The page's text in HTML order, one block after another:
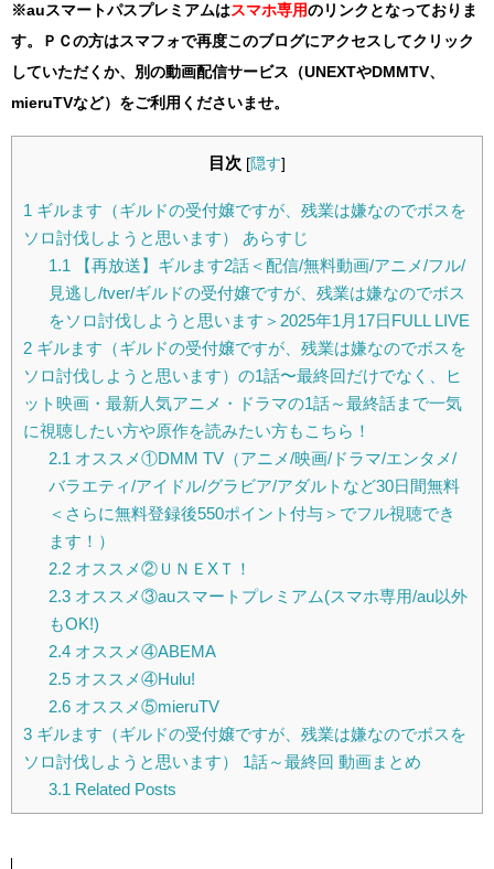
※auスマートパスプレミアムはスマホ専用のリンクとなっておりま
す。ＰＣの方はスマフォで再度このブログにアクセスしてクリック
していただくか、別の動画配信サービス（UNEXTやDMMTV、
mieruTVなど）をご利用くださいませ。
目次 [隠す]
1 ギルます（ギルドの受付嬢ですが、残業は嫌なのでボスを
ソロ討伐しようと思います） あらすじ
1.1 【再放送】ギルます2話＜配信/無料動画/アニメ/フル/
見逃し/tver/ギルドの受付嬢ですが、残業は嫌なのでボス
をソロ討伐しようと思います＞2025年1月17日FULL LIVE
2 ギルます（ギルドの受付嬢ですが、残業は嫌なのでボスを
ソロ討伐しようと思います）の1話〜最終回だけでなく、ヒ
ット映画・最新人気アニメ・ドラマの1話～最終話まで一気
に視聴したい方や原作を読みたい方もこちら！
2.1 オススメ①DMM TV（アニメ/映画/ドラマ/エンタメ/
バラエティ/アイドル/グラビア/アダルトなど30日間無料
＜さらに無料登録後550ポイント付与＞でフル視聴でき
ます！）
2.2オススメ②ＵＮＥXＴ！
2.3オススメ③auスマートプレミアム(スマホ専用/au以外
もOK!)
2.4オススメ④ABEMA
2.5オススメ④Hulu!
2.6オススメ⑤mieruTV
3 ギルます（ギルドの受付嬢ですが、残業は嫌なのでボスを
ソロ討伐しようと思います） 1話～最終回 動画まとめ
3.1 Related Posts